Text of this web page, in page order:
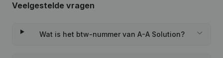
Veelgestelde vragen
Wat is het btw-nummer van A-A Solution?